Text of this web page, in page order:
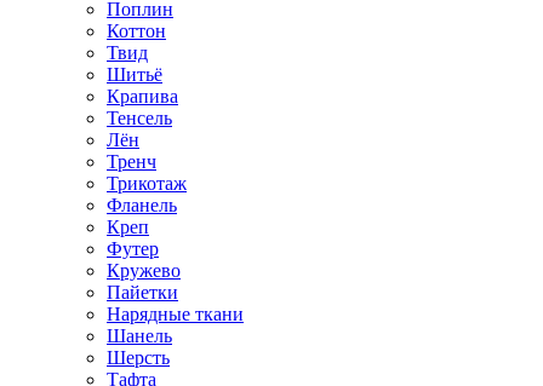
Поплин
Коттон
Твид
Шитьё
Крапива
Тенсель
Лён
Тренч
Трикотаж
Фланель
Креп
Футер
Кружево
Пайетки
Нарядные ткани
Шанель
Шерсть
Тафта